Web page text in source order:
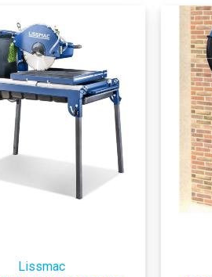
Lissmac